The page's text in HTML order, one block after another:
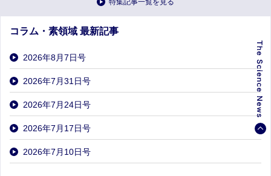
特集記事一覧を見る
コラム・素領域 最新記事
2026年8月7日号
2026年7月31日号
2026年7月24日号
2026年7月17日号
2026年7月10日号